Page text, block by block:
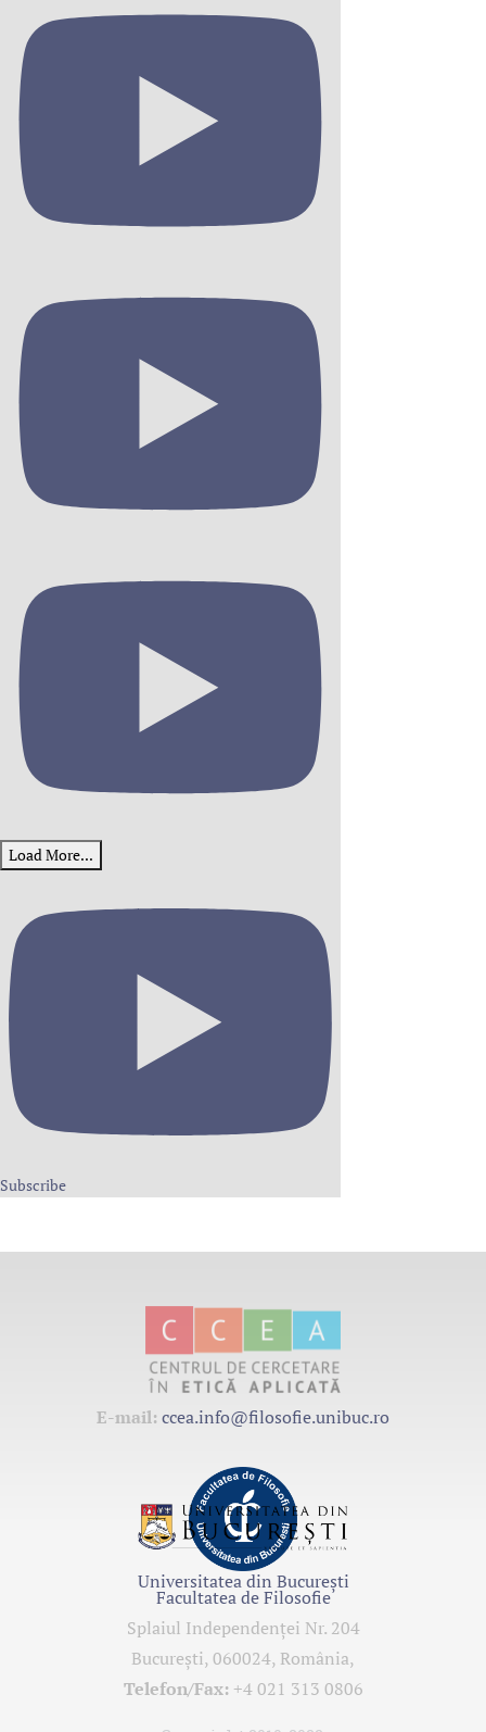
Load More...
Subscribe
E-mail: ccea.info@filosofie.unibuc.ro
Facultatea de Filosofie
Splaiul Independenţei Nr. 204
Bucureşti, 060024, România,
Telefon/Fax:+4 021 313 0806
Universitatea din București